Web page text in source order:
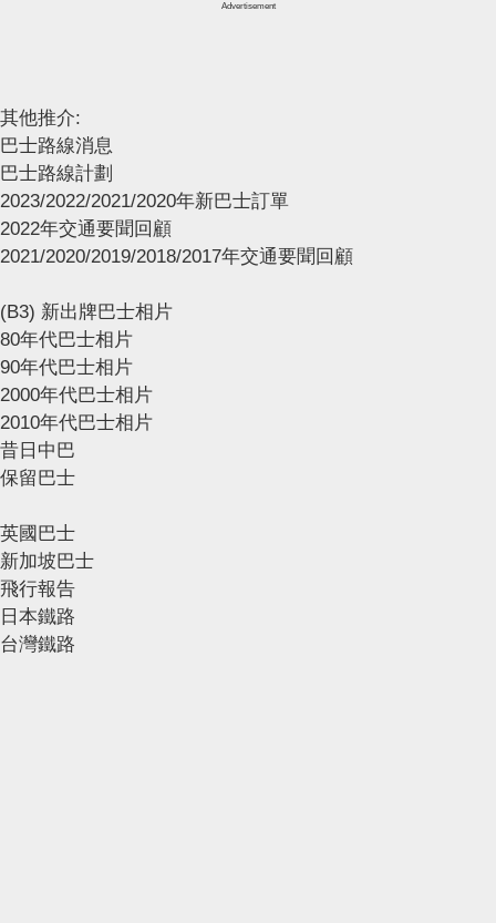
Advertisement
其他推介:
巴士路線消息
巴士路線計劃
2023/2022/2021/2020年新巴士訂單
2022年交通要聞回顧
2021/2020/2019/2018/2017年交通要聞回顧
(B3) 新出牌巴士相片
80年代巴士相片
90年代巴士相片
2000年代巴士相片
2010年代巴士相片
昔日中巴
保留巴士
英國巴士
新加坡巴士
飛行報告
日本鐵路
台灣鐵路